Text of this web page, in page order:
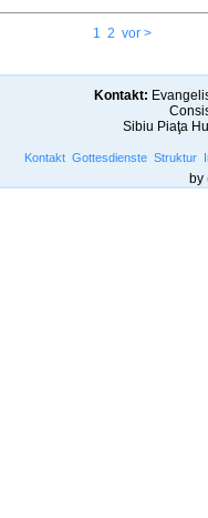
1 2 vor >
Kontakt:
Sibiu Piaţa
Kontakt Gottesdienste Struktur
by